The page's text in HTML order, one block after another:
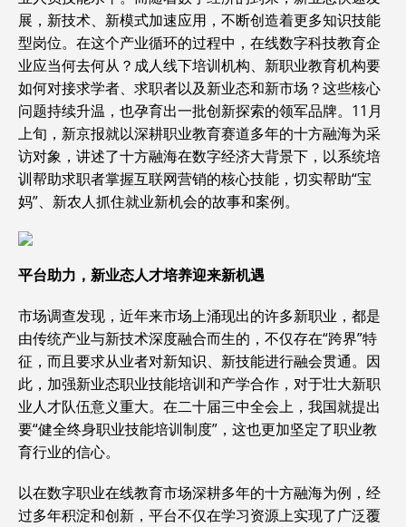
展，新技术、新模式加速应用，不断创造着更多知识技能
型岗位。在这个产业循环的过程中，在线数字科技教育企
业应当何去何从？成人线下培训机构、新职业教育机构要
如何对接求学者、求职者以及新业态和新市场？这些核心
问题持续升温，也孕育出一批创新探索的领军品牌。11月
上旬，新京报就以深耕职业教育赛道多年的十方融海为采
访对象，讲述了十方融海在数字经济大背景下，以系统培
训帮助求职者掌握互联网营销的核心技能，切实帮助“宝
妈”、新农人抓住就业新机会的故事和案例。
平台助力，新业态人才培养迎来新机遇
市场调查发现，近年来市场上涌现出的许多新职业，都是
由传统产业与新技术深度融合而生的，不仅存在“跨界”特
征，而且要求从业者对新知识、新技能进行融会贯通。因
此，加强新业态职业技能培训和产学合作，对于壮大新职
业人才队伍意义重大。在二十届三中全会上，我国就提出
要“健全终身职业技能培训制度”，这也更加坚定了职业教
育行业的信心。
以在数字职业在线教育市场深耕多年的十方融海为例，经
过多年积淀和创新，平台不仅在学习资源上实现了广泛覆